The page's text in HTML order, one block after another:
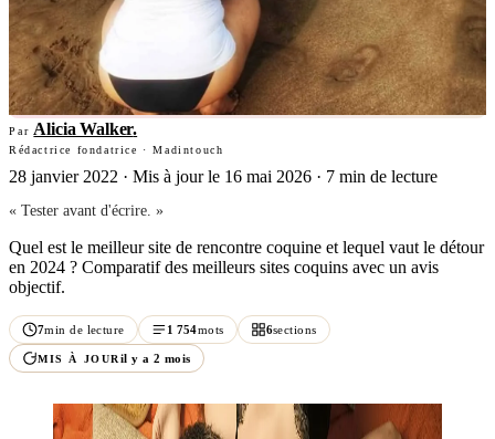
Par Alicia Walker.
Rédactrice fondatrice · Madintouch
28 janvier 2022 · Mis à jour le 16 mai 2026 · 7 min de lecture
« Tester avant d'écrire. »
Quel est le meilleur site de rencontre coquine et lequel vaut le détour
en 2024 ? Comparatif des meilleurs sites coquins avec un avis
objectif.
7min de lecture 1 754mots 6sections
MIS À JOURil y a 2 mois